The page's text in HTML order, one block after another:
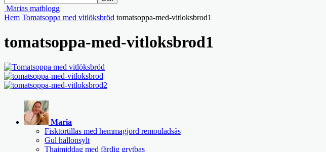
Marias matblogg
Hem Tomatsoppa med vitlöksbröd tomatsoppa-med-vitloksbrod1
tomatsoppa-med-vitloksbrod1
Maria
Fisktortillas med hemmagjord remouladsås
Gul hallonsylt
Thaimiddag med färdig grytbas